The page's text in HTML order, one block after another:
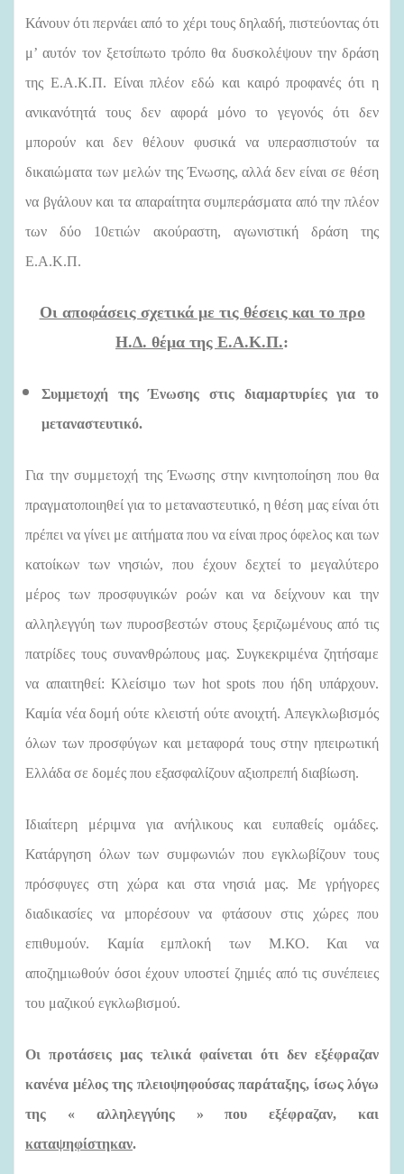
Κάνουν ότι περνάει από το χέρι τους δηλαδή, πιστεύοντας ότι
μ’ αυτόν τον ξετσίπωτο τρόπο θα δυσκολέψουν την δράση
της Ε.Α.Κ.Π. Είναι πλέον εδώ και καιρό προφανές ότι η
ανικανότητά τους δεν αφορά μόνο το γεγονός ότι δεν
μπορούν και δεν θέλουν φυσικά να υπερασπιστούν τα
δικαιώματα των μελών της Ένωσης, αλλά δεν είναι σε θέση
να βγάλουν και τα απαραίτητα συμπεράσματα από την πλέον
των δύο 10ετιών ακούραστη, αγωνιστική δράση της
Ε.Α.Κ.Π.
Οι αποφάσεις σχετικά με τις θέσεις και το προ
Η.Δ. θέμα της Ε.Α.Κ.Π.:
Συμμετοχή της Ένωσης στις διαμαρτυρίες για το
μεταναστευτικό.
Για την συμμετοχή της Ένωσης στην κινητοποίηση που θα
πραγματοποιηθεί για το μεταναστευτικό, η θέση μας είναι ότι
πρέπει να γίνει με αιτήματα που να είναι προς όφελος και των
κατοίκων των νησιών, που έχουν δεχτεί το μεγαλύτερο
μέρος των προσφυγικών ροών και να δείχνουν και την
αλληλεγγύη των πυροσβεστών στους ξεριζωμένους από τις
πατρίδες τους συνανθρώπους μας. Συγκεκριμένα ζητήσαμε
να απαιτηθεί: Κλείσιμο των hot spots που ήδη υπάρχουν.
Καμία νέα δομή ούτε κλειστή ούτε ανοιχτή. Απεγκλωβισμός
όλων των προσφύγων και μεταφορά τους στην ηπειρωτική
Ελλάδα σε δομές που εξασφαλίζουν αξιοπρεπή διαβίωση.
Ιδιαίτερη μέριμνα για ανήλικους και ευπαθείς ομάδες.
Κατάργηση όλων των συμφωνιών που εγκλωβίζουν τους
πρόσφυγες στη χώρα και στα νησιά μας. Με γρήγορες
διαδικασίες να μπορέσουν να φτάσουν στις χώρες που
επιθυμούν. Καμία εμπλοκή των Μ.ΚΟ. Και να
αποζημιωθούν όσοι έχουν υποστεί ζημιές από τις συνέπειες
του μαζικού εγκλωβισμού.
Οι προτάσεις μας τελικά φαίνεται ότι δεν εξέφραζαν
κανένα μέλος της πλειοψηφούσας παράταξης, ίσως λόγω
της « αλληλεγγύης » που εξέφραζαν, και
καταψηφίστηκαν.